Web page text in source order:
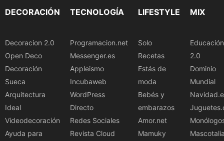
DECORACIÓN
Decoracion 2.0
Open Deco
Decoración
Sueca
Arquitectura
Ideal
Videodecoración
Ayuda para
TECNOLOGÍA
Programacion.net
Messenger.es
Appleismo
Incubaweb
WordPress
Directo
Redes Sociales
Revista Cloud
LIFESTYLE
Solo
Recetas
Estás de
moda
Bebés y
embarazos
Amor.net
Mamuky
MIX
Educación
2.0
Dominio
Mundial